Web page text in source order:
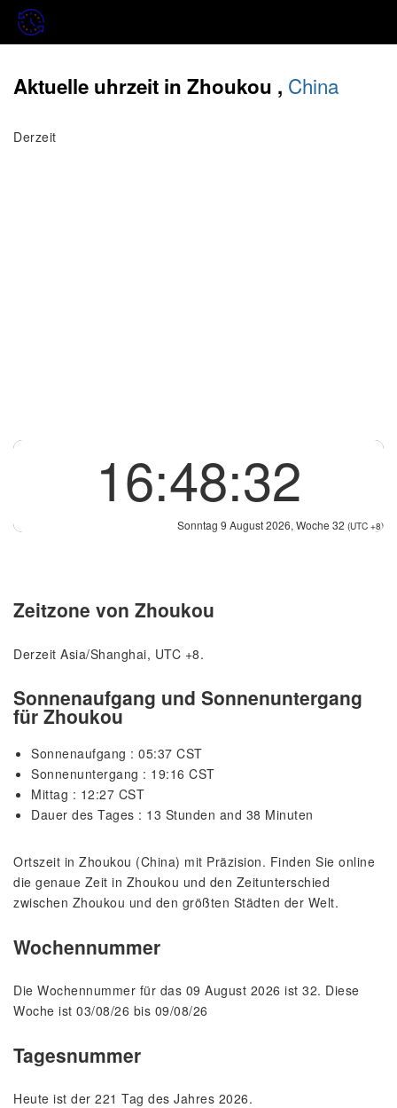
Aktuelle uhrzeit in Zhoukou , China
Derzeit
16:48:33
Sonntag 9 August 2026, Woche 32 (UTC +8)
Zeitzone von Zhoukou
Derzeit Asia/Shanghai, UTC +8.
Sonnenaufgang und Sonnenuntergang
für Zhoukou
Sonnenaufgang : 05:37 CST
Sonnenuntergang : 19:16 CST
Mittag : 12:27 CST
Dauer des Tages : 13 Stunden and 38 Minuten
Ortszeit in Zhoukou (China) mit Präzision. Finden Sie online
die genaue Zeit in Zhoukou und den Zeitunterschied
zwischen Zhoukou und den größten Städten der Welt.
Wochennummer
Die Wochennummer für das 09 August 2026 ist 32. Diese
Woche ist 03/08/26 bis 09/08/26
Tagesnummer
Heute ist der 221 Tag des Jahres 2026.